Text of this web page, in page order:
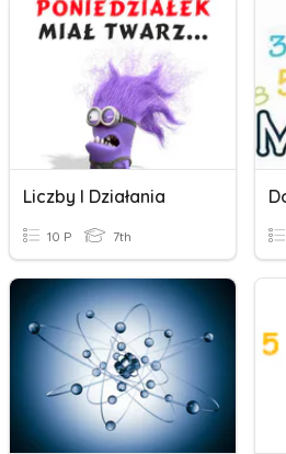
Liczby I Działania
10 P 7th